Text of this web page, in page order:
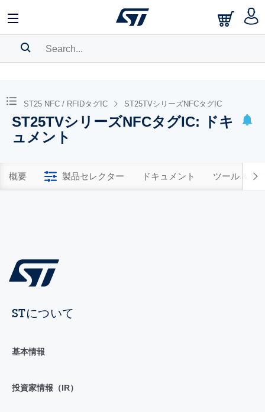
BOOKMARK
Pleaselog into show your saved searches.
ST25 NFC / RFIDタグIC ST25TVシリーズNFCタグIC
ST25TVシリーズNFCタグIC: ドキ
ュメント
概要 製品セレクター ドキュメント ツール & ソ
STについて
基本情報
投資家情報（IR）